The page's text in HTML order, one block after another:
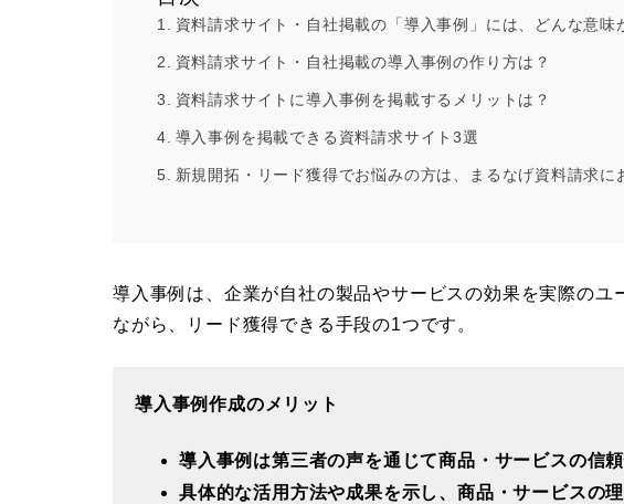
資料請求サイト・自社掲載の「導入事例」には、どんな意味
資料請求サイト・自社掲載の導入事例の作り方は？
資料請求サイトに導入事例を掲載するメリットは？
導入事例を掲載できる資料請求サイト3選
新規開拓・リード獲得でお悩みの方は、まるなげ資料請求に
導入事例は、企業が自社の製品やサービスの効果を実際の
ながら、リード獲得できる手段の1つです。
導入事例作成のメリット
導入事例は第三者の声を通じて商品・サービスの信
具体的な活用方法や成果を示し、商品・サービスの